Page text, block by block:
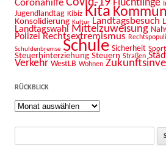
Coronahilfe Covid-19 Flüchtlinge
Jugendlandtag Kibiz Kita
Konsolidierung Kultur Landtagsbesuch
Landtagswahl Mittelzuweisung
Polizei Rechtsextremismus
Schuldenbremse Schule Sicherheit Sport
Steuerhinterziehung Steuern Straßen
Verkehr WestLB Wohnen
RÜCKBLICK
Rückblick